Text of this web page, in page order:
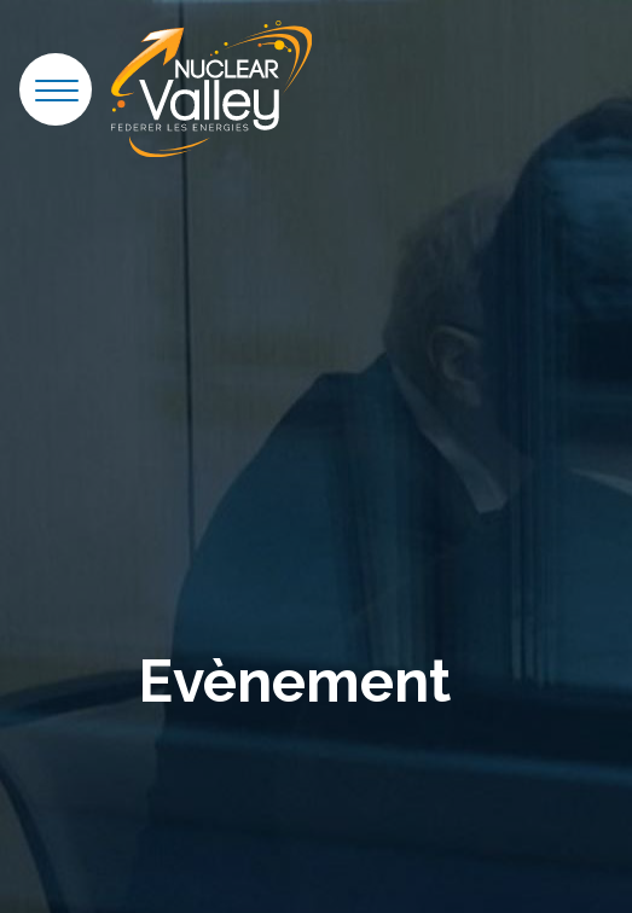
Evènement
Panneau de gestion des cookies